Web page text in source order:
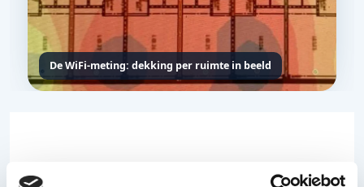
De WiFi-meting: dekking per ruimte in beeld